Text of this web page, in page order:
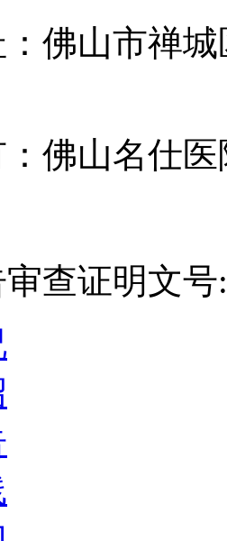
：佛山市禅
佛山名仕
查证明文